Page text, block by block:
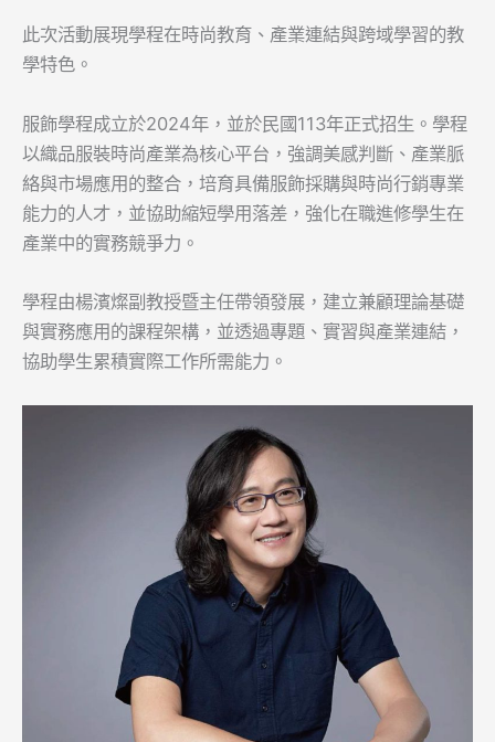
此次活動展現學程在時尚教育、產業連結與跨域學習的教
學特色。
服飾學程成立於2024年，並於民國113年正式招生。學程
以織品服裝時尚產業為核心平台，強調美感判斷、產業脈
絡與市場應用的整合，培育具備服飾採購與時尚行銷專業
能力的人才，並協助縮短學用落差，強化在職進修學生在
產業中的實務競爭力。
學程由楊濱燦副教授暨主任帶領發展，建立兼顧理論基礎
與實務應用的課程架構，並透過專題、實習與產業連結，
協助學生累積實際工作所需能力。